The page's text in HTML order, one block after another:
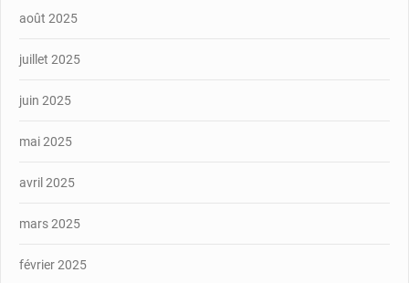
août 2025
juillet 2025
juin 2025
mai 2025
avril 2025
mars 2025
février 2025